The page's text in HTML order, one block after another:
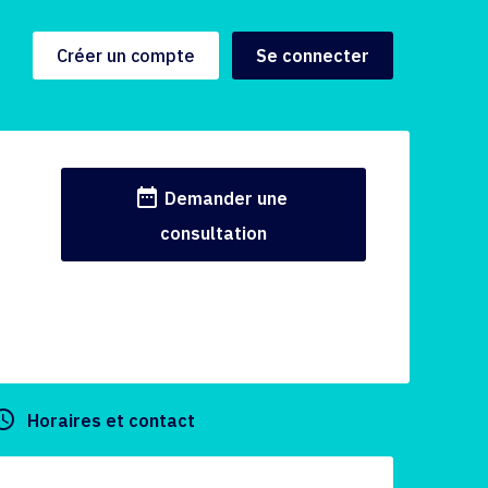
Créer un compte Se connecter
date_range Demander une
consultation
Horaires et contact